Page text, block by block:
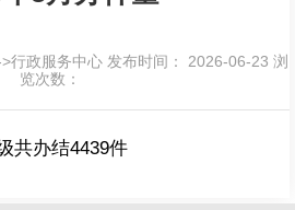
行政服务中心 发布时间： 2026-06-23 浏
览次数：
共办结4439件